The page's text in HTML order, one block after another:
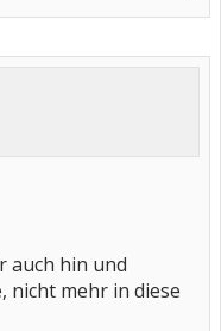
auch hin und
nicht mehr in diese